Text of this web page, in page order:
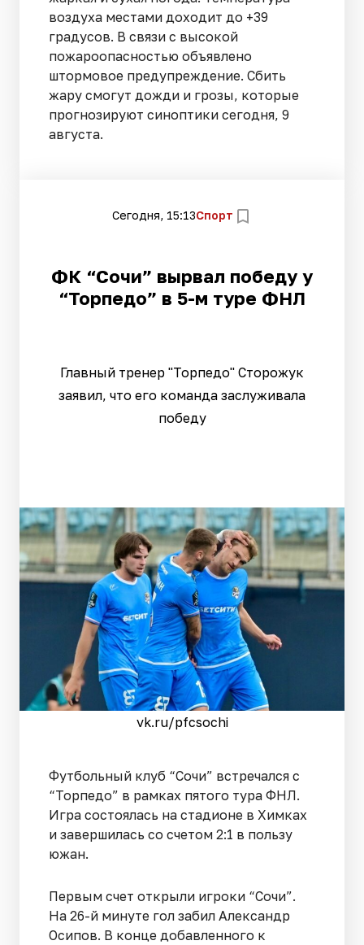
воздуха местами доходит до +39
градусов. В связи с высокой
пожароопасностью объявлено
штормовое предупреждение. Сбить
жару смогут дожди и грозы, которые
прогнозируют синоптики сегодня, 9
августа.
Сегодня, 15:13Спорт
ФК “Сочи” вырвал победу у
“Торпедо” в 5-м туре ФНЛ
Главный тренер "Торпедо" Сторожук
заявил, что его команда заслуживала
победу
vk.ru/pfcsochi
Футбольный клуб “Сочи” встречался с
“Торпедо” в рамках пятого тура ФНЛ.
Игра состоялась на стадионе в Химках
и завершилась со счетом 2:1 в пользу
южан.
Первым счет открыли игроки “Сочи”.
На 26-й минуте гол забил Александр
Осипов. В конце добавленного к